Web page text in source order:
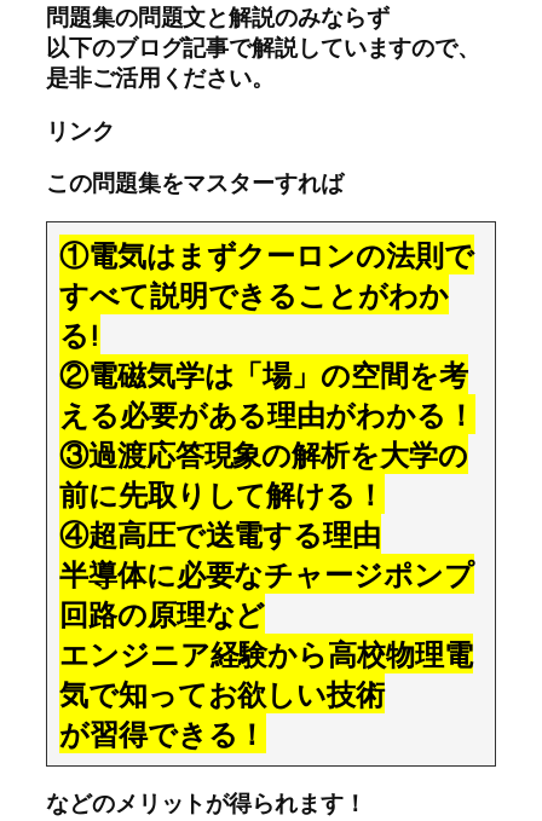
問題集の問題文と解説のみならず
以下のブログ記事で解説していますので、
是非ご活用ください。
リンク
この問題集をマスターすれば
①電気はまずクーロンの法則で
すべて説明できることがわか
る!
②電磁気学は「場」の空間を考
える必要がある理由がわかる！
③過渡応答現象の解析を大学の
前に先取りして解ける！
④超高圧で送電する理由
半導体に必要なチャージポンプ
回路の原理など
エンジニア経験から高校物理電
気で知ってお欲しい技術
が習得できる！
などのメリットが得られます！